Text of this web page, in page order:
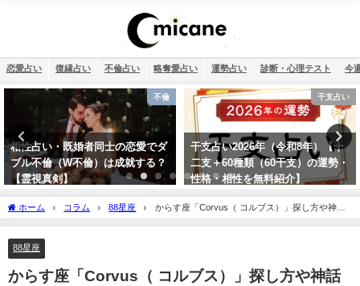
恋愛占い 復縁占い 不倫占い 略奪愛占い 運勢占い 診断・心理テスト 今
干支占い
干支占い2026年（令和8年）【十
二支＋60種類（60干支）の運勢・
性格・相性を無料紹介】
12星座
【2026年】12星座別の運勢まとめ
ホーム コラム 88星座
からす座「Corvus（ コルブス）」探し方や神話
と誕生日星や星言葉【88星座・春の星座】
88星座
からす座「Corvus（ コルブス）」探し方や神話